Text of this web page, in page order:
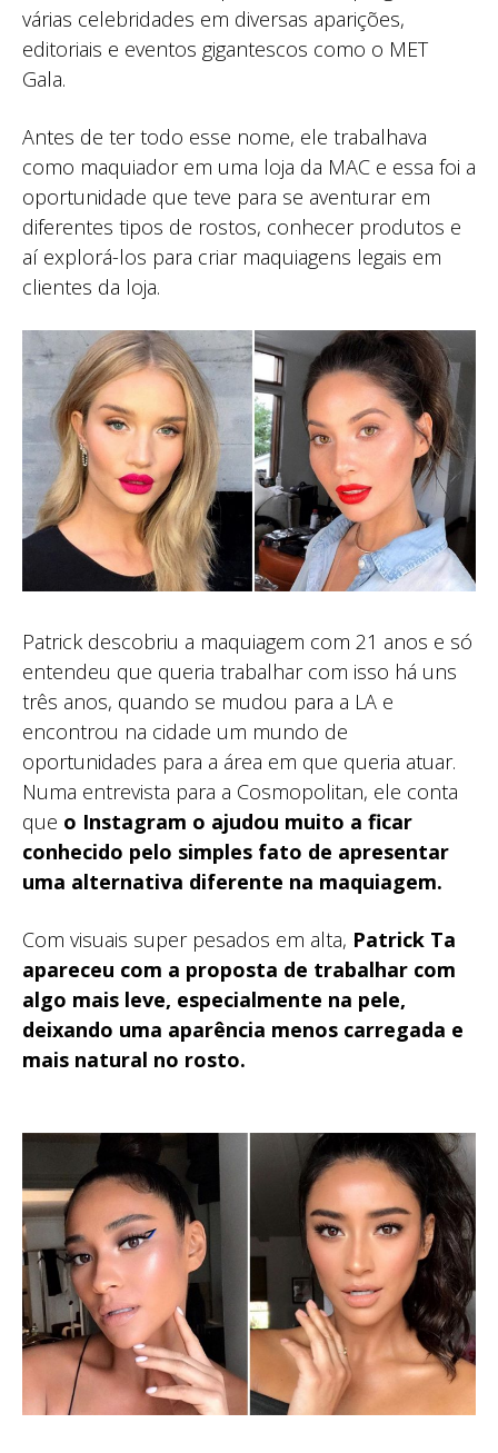
várias celebridades em diversas aparições,
editoriais e eventos gigantescos como o MET
Gala.
Antes de ter todo esse nome, ele trabalhava
como maquiador em uma loja da MAC e essa foi a
oportunidade que teve para se aventurar em
diferentes tipos de rostos, conhecer produtos e
aí explorá-los para criar maquiagens legais em
clientes da loja.
Patrick descobriu a maquiagem com 21 anos e só
entendeu que queria trabalhar com isso há uns
três anos, quando se mudou para a LA e
encontrou na cidade um mundo de
oportunidades para a área em que queria atuar.
Numa entrevista para a Cosmopolitan, ele conta
que o Instagram o ajudou muito a ficar
conhecido pelo simples fato de apresentar
uma alternativa diferente na maquiagem.
Com visuais super pesados em alta, Patrick Ta
apareceu com a proposta de trabalhar com
algo mais leve, especialmente na pele,
deixando uma aparência menos carregada e
mais natural no rosto.